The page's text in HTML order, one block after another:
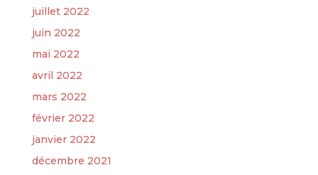
juillet 2022
juin 2022
mai 2022
avril 2022
mars 2022
février 2022
janvier 2022
décembre 2021